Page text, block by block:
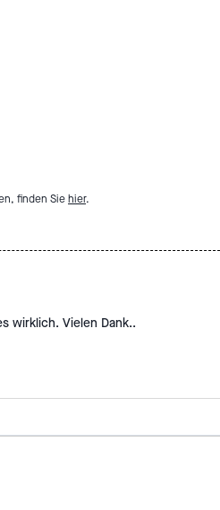
finden Siehier.
wirklich. Vielen Dank..